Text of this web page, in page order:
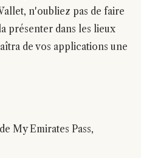
n'oubliez pas de faire
présenter dans les lieux
de vos applications une
My Emirates Pass,